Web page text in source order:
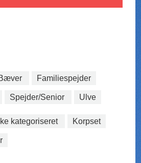
Familiespejder
Spejder/Senior Ulve
kategoriseret Korpset